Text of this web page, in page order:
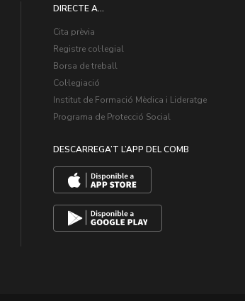
DIRECTE A...
Cita prèvia
Registre col·legial
Borsa de treball
Col·legiació
Institut de Formació Mèdica i Lideratge
Programa de Protecció Social
DESCARREGA’T L’APP DEL COMB